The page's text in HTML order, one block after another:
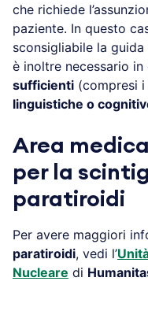
che richiede
paziente. In questo
sconsigliabile la guida
è inoltre necessario in
sufficienti (compresi
linguistiche o
Area
per la
paratiroidi
Per avere maggiori
paratiroidi, vedi l’
Nucleare di